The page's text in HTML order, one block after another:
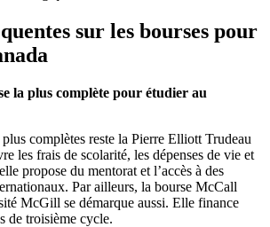
sur les bourses pour
la plus complète pour étudier au
plus complètes reste la Pierre Elliott Trudeau
les frais de scolarité, les dépenses de vie et
propose du mentorat et l’accès à des
Par ailleurs, la bourse McCall
McGill se démarque aussi. Elle finance
de troisième cycle.